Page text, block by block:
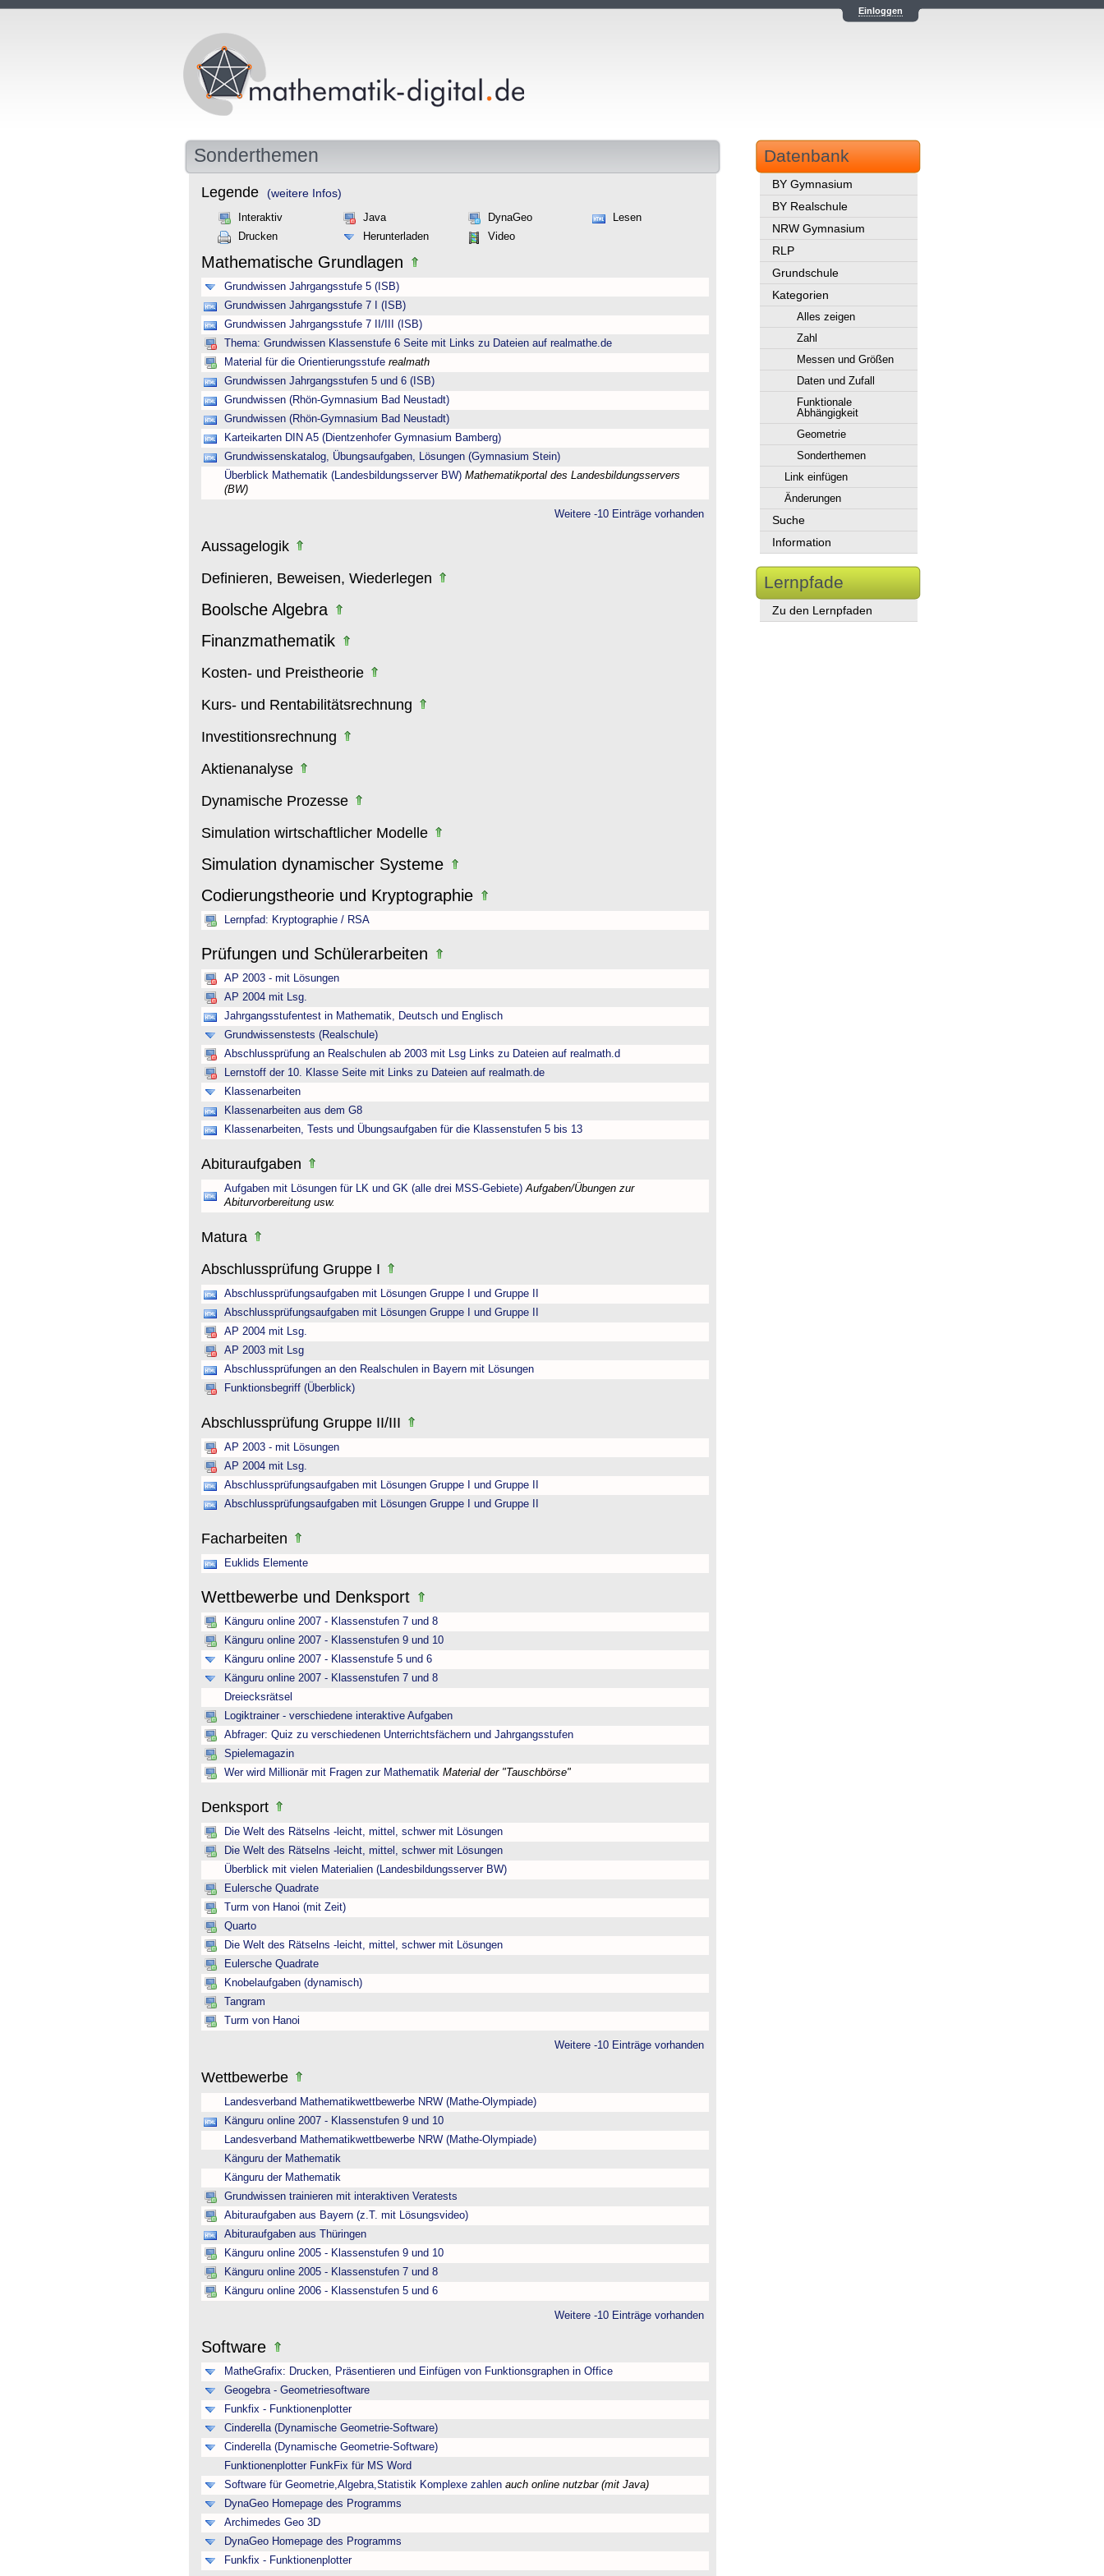
Einloggen
Sonderthemen
Legende (weitere Infos)
Interaktiv Java DynaGeo
Lesen
Drucken
Herunterladen Video
Mathematische Grundlagen
Grundwissen Jahrgangsstufe 5 (ISB)
Grundwissen Jahrgangsstufe 7 I (ISB)
Grundwissen Jahrgangsstufe 7 II/III (ISB)
Thema: Grundwissen Klassenstufe 6 Seite mit Links zu Dateien auf realmathe.de
Material für die Orientierungsstufe realmath
Grundwissen Jahrgangsstufen 5 und 6 (ISB)
Grundwissen (Rhön-Gymnasium Bad Neustadt)
Grundwissen (Rhön-Gymnasium Bad Neustadt)
Karteikarten DIN A5 (Dientzenhofer Gymnasium Bamberg)
Grundwissenskatalog, Übungsaufgaben, Lösungen (Gymnasium Stein)
Überblick Mathematik (Landesbildungsserver BW) Mathematikportal des Landesbildungsservers
(BW)
Weitere -10 Einträge vorhanden
Aussagelogik
Definieren, Beweisen, Wiederlegen
Boolsche Algebra
Finanzmathematik
Kosten- und Preistheorie
Kurs- und Rentabilitätsrechnung
Investitionsrechnung
Aktienanalyse
Dynamische Prozesse
Simulation wirtschaftlicher Modelle
Simulation dynamischer Systeme
Codierungstheorie und Kryptographie
Lernpfad: Kryptographie / RSA
Prüfungen und Schülerarbeiten
AP 2003 - mit Lösungen
AP 2004 mit Lsg.
Jahrgangsstufentest in Mathematik, Deutsch und Englisch
Grundwissenstests (Realschule)
Abschlussprüfung an Realschulen ab 2003 mit Lsg Links zu Dateien auf realmath.d
Lernstoff der 10. Klasse Seite mit Links zu Dateien auf realmath.de
Klassenarbeiten
Klassenarbeiten aus dem G8
Klassenarbeiten, Tests und Übungsaufgaben für die Klassenstufen 5 bis 13
Abituraufgaben
Aufgaben mit Lösungen für LK und GK (alle drei MSS-Gebiete) Aufgaben/Übungen zur
Abiturvorbereitung usw.
Matura
Abschlussprüfung Gruppe I
Abschlussprüfungsaufgaben mit Lösungen Gruppe I und Gruppe II
Abschlussprüfungsaufgaben mit Lösungen Gruppe I und Gruppe II
AP 2004 mit Lsg.
AP 2003 mit Lsg
Abschlussprüfungen an den Realschulen in Bayern mit Lösungen
Funktionsbegriff (Überblick)
Abschlussprüfung Gruppe II/III
AP 2003 - mit Lösungen
AP 2004 mit Lsg.
Abschlussprüfungsaufgaben mit Lösungen Gruppe I und Gruppe II
Abschlussprüfungsaufgaben mit Lösungen Gruppe I und Gruppe II
Facharbeiten
Euklids Elemente
Wettbewerbe und Denksport
Känguru online 2007 - Klassenstufen 7 und 8
Känguru online 2007 - Klassenstufen 9 und 10
Känguru online 2007 - Klassenstufe 5 und 6
Känguru online 2007 - Klassenstufen 7 und 8
Dreiecksrätsel
Logiktrainer - verschiedene interaktive Aufgaben
Abfrager: Quiz zu verschiedenen Unterrichtsfächern und Jahrgangsstufen
Spielemagazin
Wer wird Millionär mit Fragen zur Mathematik Material der "Tauschbörse"
Denksport
Die Welt des Rätselns -leicht, mittel, schwer mit Lösungen
Die Welt des Rätselns -leicht, mittel, schwer mit Lösungen
Überblick mit vielen Materialien (Landesbildungsserver BW)
Eulersche Quadrate
Turm von Hanoi (mit Zeit)
Quarto
Die Welt des Rätselns -leicht, mittel, schwer mit Lösungen
Eulersche Quadrate
Knobelaufgaben (dynamisch)
Tangram
Turm von Hanoi
Weitere -10 Einträge vorhanden
Wettbewerbe
Landesverband Mathematikwettbewerbe NRW (Mathe-Olympiade)
Känguru online 2007 - Klassenstufen 9 und 10
Landesverband Mathematikwettbewerbe NRW (Mathe-Olympiade)
Känguru der Mathematik
Känguru der Mathematik
Grundwissen trainieren mit interaktiven Veratests
Abituraufgaben aus Bayern (z.T. mit Lösungsvideo)
Abituraufgaben aus Thüringen
Känguru online 2005 - Klassenstufen 9 und 10
Känguru online 2005 - Klassenstufen 7 und 8
Känguru online 2006 - Klassenstufen 5 und 6
Weitere -10 Einträge vorhanden
Software
MatheGrafix: Drucken, Präsentieren und Einfügen von Funktionsgraphen in Office
Geogebra - Geometriesoftware
Funkfix - Funktionenplotter
Cinderella (Dynamische Geometrie-Software)
Cinderella (Dynamische Geometrie-Software)
Funktionenplotter FunkFix für MS Word
Software für Geometrie,Algebra,Statistik Komplexe zahlen auch online nutzbar (mit Java)
DynaGeo Homepage des Programms
Archimedes Geo 3D
DynaGeo Homepage des Programms
Funkfix - Funktionenplotter
Datenbank
BY Gymnasium
BY Realschule
NRW Gymnasium
RLP
Grundschule
Kategorien
Alles zeigen
Zahl
Messen und Größen
Daten und Zufall
Funktionale
Abhängigkeit
Geometrie
Sonderthemen
Link einfügen
Änderungen
Suche
Information
Lernpfade
Zu den Lernpfaden